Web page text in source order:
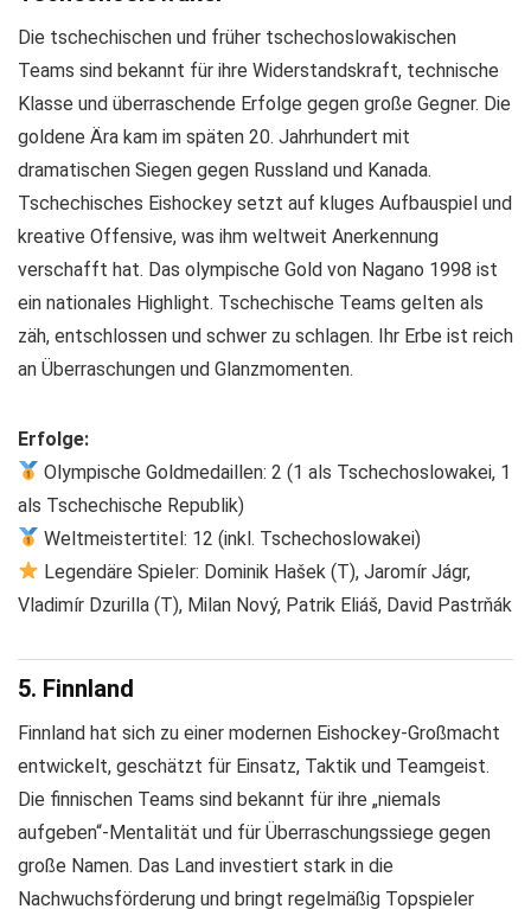
Die tschechischen und früher tschechoslowakischen
Teams sind bekannt für ihre Widerstandskraft, technische
Klasse und überraschende Erfolge gegen große Gegner. Die
goldene Ära kam im späten 20. Jahrhundert mit
dramatischen Siegen gegen Russland und Kanada.
Tschechisches Eishockey setzt auf kluges Aufbauspiel und
kreative Offensive, was ihm weltweit Anerkennung
verschafft hat. Das olympische Gold von Nagano 1998 ist
ein nationales Highlight. Tschechische Teams gelten als
zäh, entschlossen und schwer zu schlagen. Ihr Erbe ist reich
an Überraschungen und Glanzmomenten.
Erfolge:
Olympische Goldmedaillen: 2 (1 als Tschechoslowakei, 1
als Tschechische Republik)
Weltmeistertitel: 12 (inkl. Tschechoslowakei)
Legendäre Spieler: Dominik Hašek (T), Jaromír Jágr,
Vladimír Dzurilla (T), Milan Nový, Patrik Eliáš, David Pastrňák
5. Finnland
Finnland hat sich zu einer modernen Eishockey-Großmacht
entwickelt, geschätzt für Einsatz, Taktik und Teamgeist.
Die finnischen Teams sind bekannt für ihre „niemals
aufgeben“-Mentalität und für Überraschungssiege gegen
große Namen. Das Land investiert stark in die
Nachwuchsförderung und bringt regelmäßig Topspieler